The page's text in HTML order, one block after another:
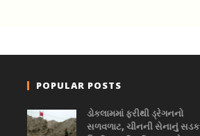
POPULAR POSTS
ડોકલામમાં ફરીથી ડ્રેગનનો
સળવળાટ, ચીનની સેનાનું સડક